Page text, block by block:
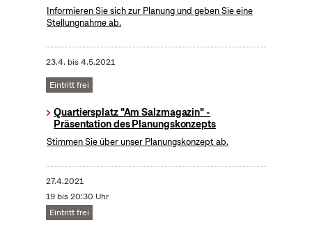
Informieren Sie sich zur Planung und geben Sie eine
Stellungnahme ab.
23.4. bis4.5.2021
Eintritt frei
Quartiersplatz "Am Salzmagazin" -
Präsentation des Planungskonzepts
Stimmen Sie über unser Planungskonzept ab.
27.4.2021
19 bis 20:30 Uhr
Eintritt frei